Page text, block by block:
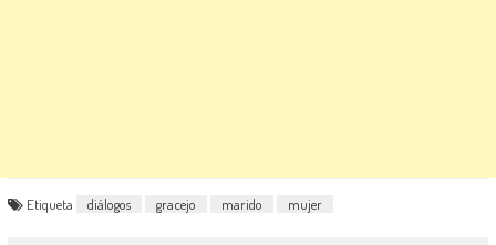
Etiqueta diálogos gracejo marido mujer